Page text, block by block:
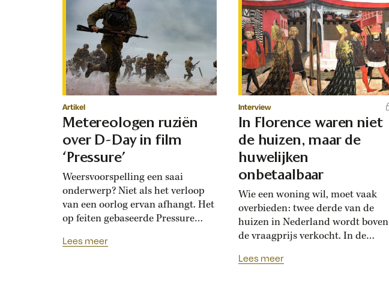
Artikel
Metereologen ruziën
over D-Day in film
‘Pressure’
Weersvoorspelling een saai
onderwerp? Niet als het verloop
van een oorlog ervan afhangt. Het
op feiten gebaseerde Pressure
tussen geallieerde meteorologen
Lees meer
Interview
In Florence waren niet
de huizen, maar de
huwelijken
onbetaalbaar
Wie een woning wil, moet vaak
overbieden: twee derde van de
huizen in Nederland wordt boven
de vraagprijs verkocht. In de
ook last van overbiedingsgekte:
Lees meer